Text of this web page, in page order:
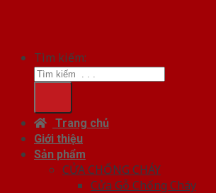
Tìm kiếm:
Trang chủ
Giới thiệu
Sản phẩm
CỬA CHỐNG CHÁY
Cửa Gỗ Chống Cháy